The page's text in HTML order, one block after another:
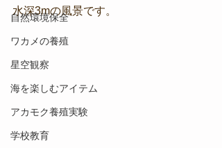
自然環境保全
ワカメの養殖
星空観察
海を楽しむアイテム
アカモク養殖実験
学校教育
水深3mの風景です。